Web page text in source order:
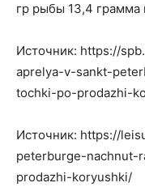
гр рыбы 13,4 грамма
Источник: https://
aprelya-v-sankt-
tochki-po-prodazhi-
Источник: https://
peterburge-nachnut-
prodazhi-koryushki/